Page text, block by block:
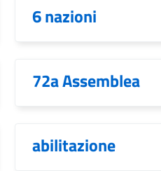
6 nazioni
72a Assemblea
abilitazione